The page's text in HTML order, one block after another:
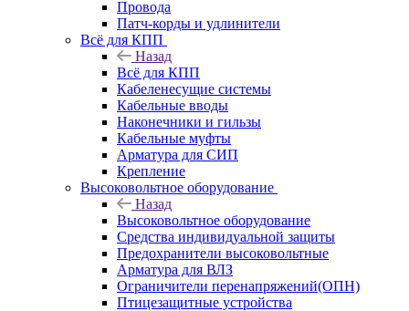
Провода
Патч-корды и удлинители
Всё для КПП
Назад
Всё для КПП
Кабеленесущие системы
Кабельные вводы
Наконечники и гильзы
Кабельные муфты
Арматура для СИП
Крепление
Высоковольтное оборудование
Назад
Высоковольтное оборудование
Средства индивидуальной защиты
Предохранители высоковольтные
Арматура для ВЛЗ
Ограничители перенапряжений(ОПН)
Птицезащитные устройства